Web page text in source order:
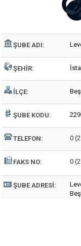
ŞUBE ADI:
ŞEHIR:
İLÇE:
ŞUBE KODU:
TELEFON: 0
FAKS NO: 0
ŞUBE ADRESI: